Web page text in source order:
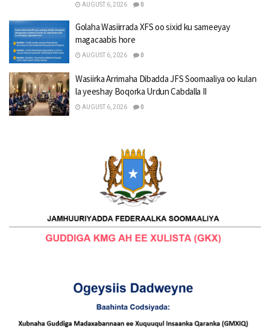
AUGUST 6, 2026 0
Golaha Wasiirrada XFS oo sixid ku sameeyay
magacaabis hore
AUGUST 6, 2026 0
Wasiirka Arrimaha Dibadda JFS Soomaaliya oo kulan
la yeeshay Boqorka Urdun Cabdalla II
AUGUST 6, 2026 0